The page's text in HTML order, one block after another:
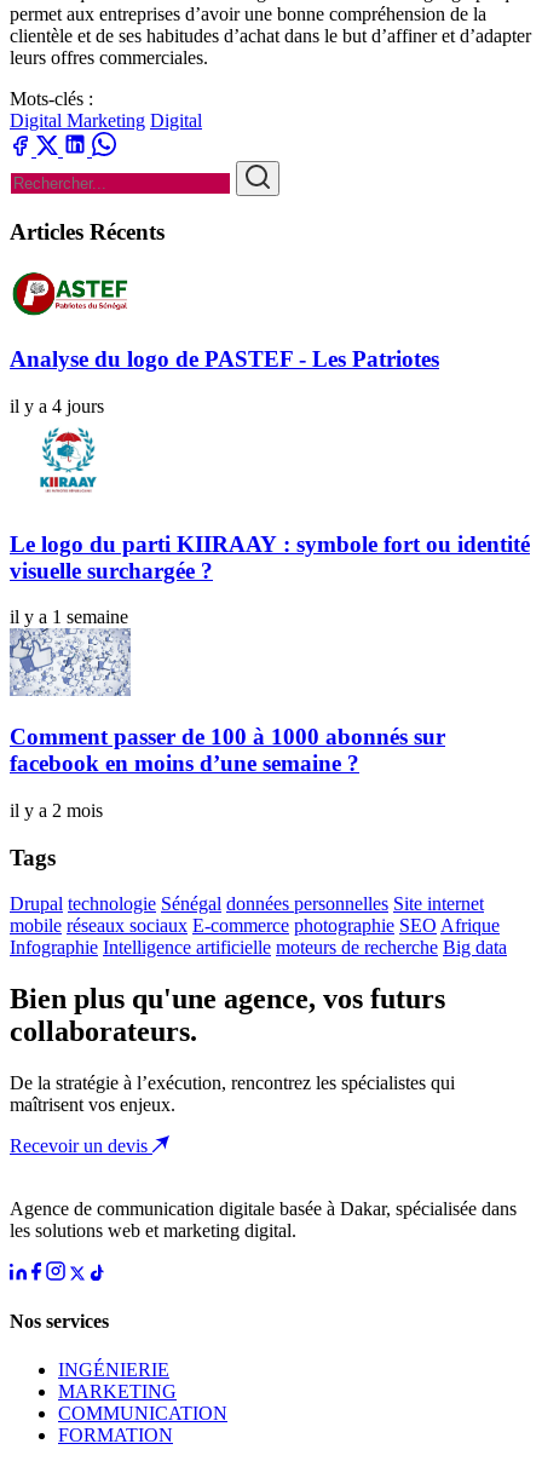
permet aux entreprises d’avoir une bonne compréhension de la
clientèle et de ses habitudes d’achat dans le but d’affiner et d’adapter
leurs offres commerciales.
Mots-clés :
Digital Marketing Digital
Articles Récents
Analyse du logo de PASTEF - Les Patriotes
il y a 4 jours
Le logo du parti KIIRAAY : symbole fort ou identité
visuelle surchargée ?
il y a 1 semaine
Comment passer de 100 à 1000 abonnés sur
facebook en moins d’une semaine ?
il y a 2 mois
Tags
Drupal technologie Sénégal données personnelles Site internet
mobile réseaux sociaux E-commerce photographie SEO Afrique
Infographie Intelligence artificielle moteurs de recherche Big data
Bien plus qu'une agence, vos futurs
collaborateurs.
De la stratégie à l’exécution, rencontrez les spécialistes qui
maîtrisent vos enjeux.
Recevoir un devis
Agence de communication digitale basée à Dakar, spécialisée dans
les solutions web et marketing digital.
Nos services
INGÉNIERIE
MARKETING
COMMUNICATION
FORMATION